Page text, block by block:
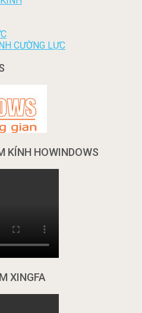
CƯỜNG LỰC
KÍNH HOWINDOWS
XINGFA